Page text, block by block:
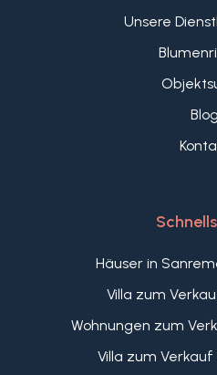
Unsere
Blog
Häuser in
Villa zum
Wohnungen zum
Villa zum